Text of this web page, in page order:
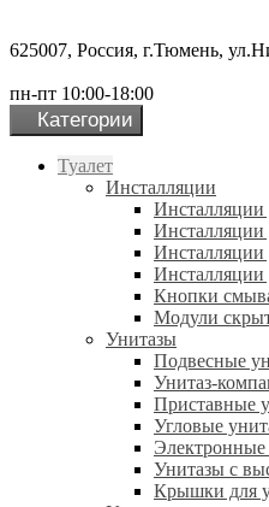
625007, Россия, г.Тюмень,
пн-пт 10:00-18:00
Категории
Туалет
Инсталляции
Инсталляции
Инсталляции
Инсталляции
Инсталляции
Кнопки
Модули
Унитазы
Подвесные
Унитаз-
Приставные
Угловые
Электронные
Унитазы с
Крышки для